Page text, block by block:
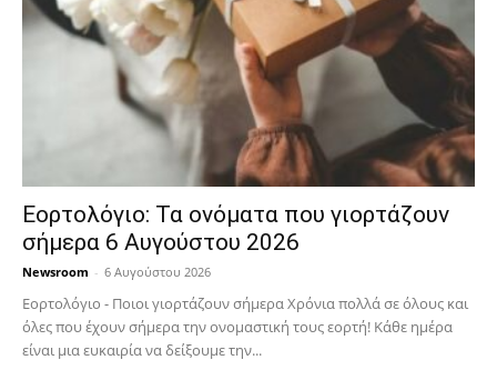
Εορτολόγιο: Τα ονόματα που γιορτάζουν
σήμερα 6 Αυγούστου 2026
Newsroom - 6 Αυγούστου 2026
Εορτολόγιο - Ποιοι γιορτάζουν σήμερα Χρόνια πολλά σε όλους και
όλες που έχουν σήμερα την ονομαστική τους εορτή! Κάθε ημέρα
είναι μια ευκαιρία να δείξουμε την...